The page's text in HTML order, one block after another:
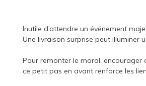
Inutile d’attendre un événement
Une livraison surprise peut illuminer
Pour remonter le moral, encourager
ce petit pas en avant renforce les